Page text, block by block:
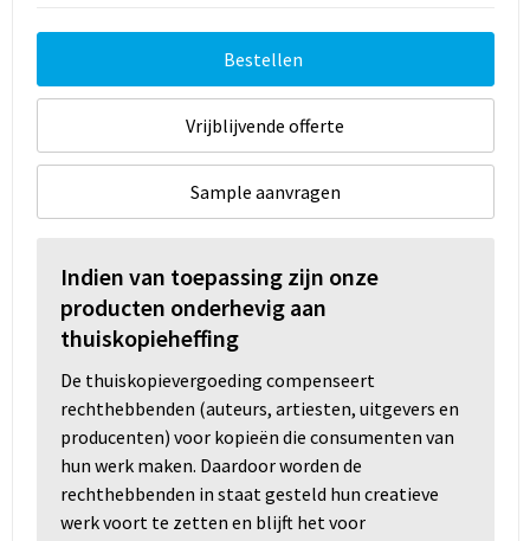
Bestellen
Vrijblijvende offerte
Sample aanvragen
Indien van toepassing zijn onze
producten onderhevig aan
thuiskopieheffing
De thuiskopievergoeding compenseert
rechthebbenden (auteurs, artiesten, uitgevers en
producenten) voor kopieën die consumenten van
hun werk maken. Daardoor worden de
rechthebbenden in staat gesteld hun creatieve
werk voort te zetten en blijft het voor